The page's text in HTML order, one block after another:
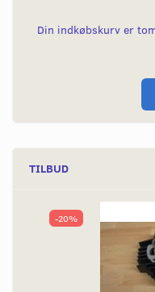
Din indkøbskurv er
TILBUD
-20%